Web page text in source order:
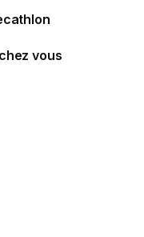
vous